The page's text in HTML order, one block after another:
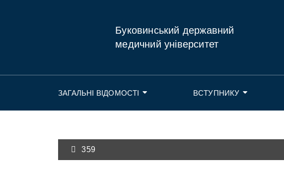
Буковинський державний
медичний університет
ЗАГАЛЬНІ ВІДОМОСТІ ВСТУПНИКУ
359